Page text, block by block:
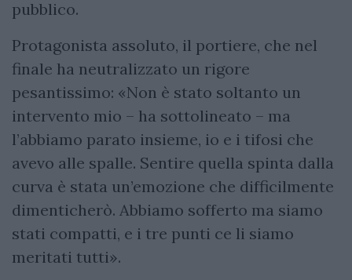
pubblico.
Protagonista assoluto, il portiere, che nel
finale ha neutralizzato un rigore
pesantissimo: «Non è stato soltanto un
intervento mio – ha sottolineato – ma
l’abbiamo parato insieme, io e i tifosi che
avevo alle spalle. Sentire quella spinta dalla
curva è stata un’emozione che difficilmente
dimenticherò. Abbiamo sofferto ma siamo
stati compatti, e i tre punti ce li siamo
meritati tutti».